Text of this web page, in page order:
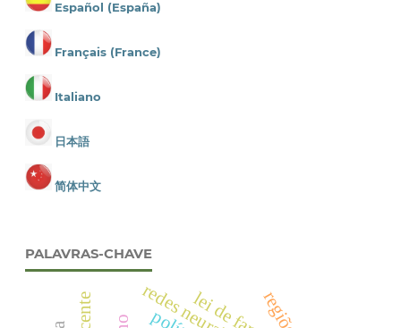
Español (España)
Français (France)
Italiano
日本語
简体中文
PALAVRAS-CHAVE